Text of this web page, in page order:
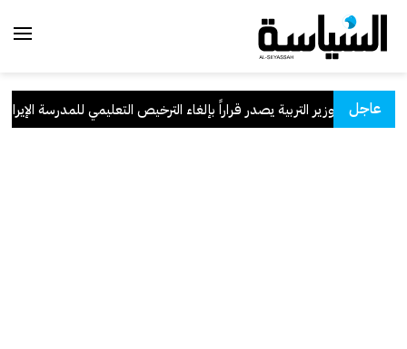
عاجلوزير التربية يصدر قراراً بإلغاء الترخيص التعليمي للمدرسة الإيرانية